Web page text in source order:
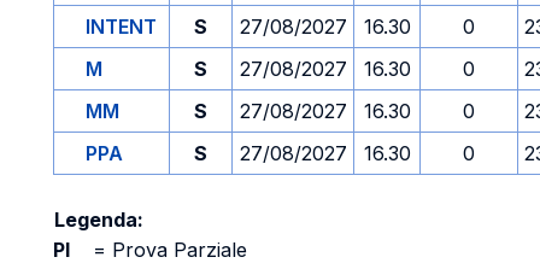
INTENT S 27/08/2027 16.30 0
M
S 27/08/2027 16.30 0
MM
S 27/08/2027 16.30 0
PPA
S 27/08/2027 16.30 0
Legenda:
PI
= Prova Parziale